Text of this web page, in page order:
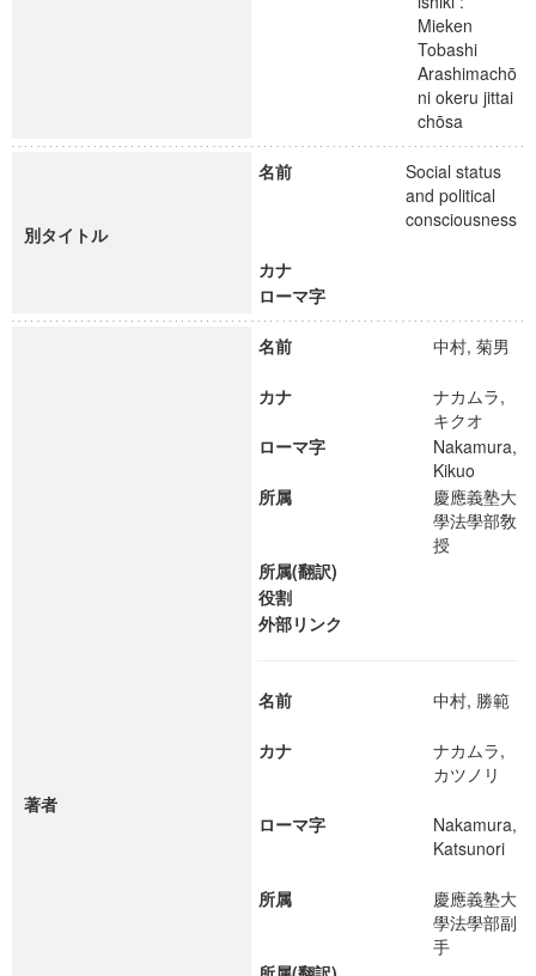
Mieken
Tobashi
Arashimachō
ni okeru jittai
chōsa
別タイトル
名前
Social status
and political
consciousness
カナ
ローマ字
著者
名前 中村, 菊男
カナ
ナカムラ,
キクオ
ローマ字
Nakamura,
Kikuo
所属
慶應義塾大
學法學部敎
授
所属(翻訳)
役割
外部リンク
名前 中村, 勝範
カナ
ナカムラ,
カツノリ
ローマ字
Nakamura,
Katsunori
所属
慶應義塾大
學法學部副
手